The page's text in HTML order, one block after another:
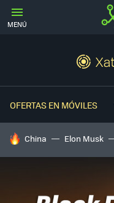
MENÚ
OFERTAS EN MÓVILES
HOY SE HABLA DE
China Elon Musk